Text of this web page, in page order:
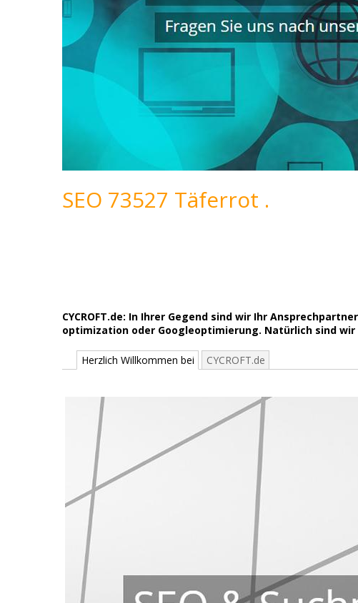
SEO 73527 Täferrot .
CYCROFT.de: In Ihrer Gegend sind wir Ihr
optimization oder Googleoptimierung. Natürlich sind wir
Herzlich Willkommen bei CYCROFT.de